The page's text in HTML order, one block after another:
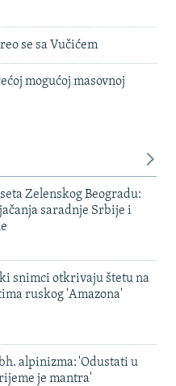
se sa Vučićem
mogućoj masovnoj
Zelenskog Beogradu:
saradnje Srbije i
snimci otkrivaju štetu na
ruskog 'Amazona'
alpinizma: 'Odustati u
je mantra'